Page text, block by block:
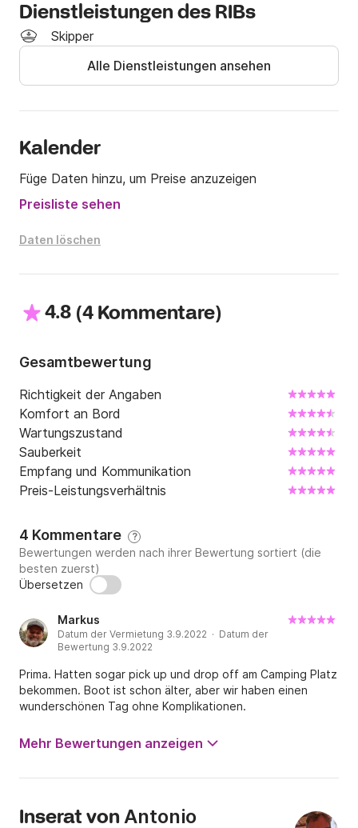
Dienstleistungen des RIBs
Skipper
Alle Dienstleistungen ansehen
Kalender
Füge Daten hinzu, um Preise anzuzeigen
Preisliste sehen
Daten löschen
4.8 (4 Kommentare)
Gesamtbewertung
Richtigkeit der Angaben
Komfort an Bord
Wartungszustand
Sauberkeit
Empfang und Kommunikation
Preis-Leistungsverhältnis
4 Kommentare ?
Bewertungen werden nach ihrer Bewertung sortiert (die
besten zuerst)
Übersetzen
Markus
Datum der Vermietung 3.9.2022 · Datum der
Bewertung 3.9.2022
Prima. Hatten sogar pick up und drop off am Camping Platz
bekommen. Boot ist schon älter, aber wir haben einen
wunderschönen Tag ohne Komplikationen.
Mehr Bewertungen anzeigen
Inserat von Antonio